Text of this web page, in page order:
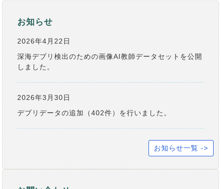
お知らせ
2026年4月22日
深海デブリ検出のための画像AI教師データセットを公開
しました。
2026年3月30日
デブリデータの追加（402件）を行いました。
お知らせ一覧 ->